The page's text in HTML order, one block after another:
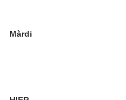
Màrdi